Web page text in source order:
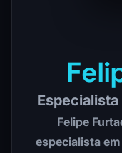
Especialista
Felipe
especialista